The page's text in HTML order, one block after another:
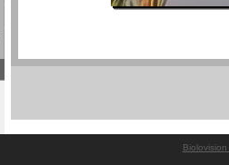
Biolovision